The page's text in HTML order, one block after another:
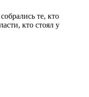
те, кто
кто стоял у